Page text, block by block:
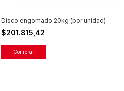
Disco engomado 20kg (por unidad)
$201.815,42